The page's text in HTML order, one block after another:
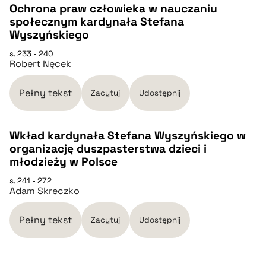
pobierz cytat
CZYSTY TEKST
pobierz cytat
BIBTEX
pobierz cytat
Ochrona praw człowieka w nauczaniu
społecznym kardynała Stefana
Wyszyńskiego
s. 233 - 240
Robert Nęcek
Pełny tekst Zacytuj Udostępnij
CZYSTY TEKST
pobierz cytat
BIBTEX
Wkład kardynała Stefana Wyszyńskiego w
organizację duszpasterstwa dzieci i
młodzieży w Polsce
s. 241 - 272
Adam Skreczko
Pełny tekst Zacytuj Udostępnij